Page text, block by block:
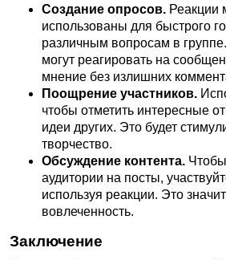
Создание опросов. Реакции
использованы для быстрого
различным вопросам в
могут реагировать на
мнение без излишних
Поощрение участников.
чтобы отметить интересные
идеи других. Это будет
творчество.
Обсуждение контента.
аудитории на посты,
используя реакции. Это
вовлеченность.
Заключение